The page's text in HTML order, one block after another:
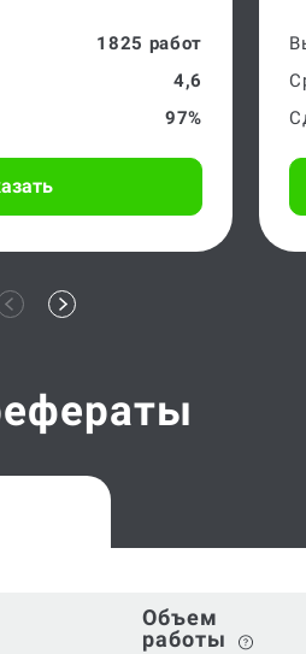
1825 работ
4,6
97%
Объем
работы